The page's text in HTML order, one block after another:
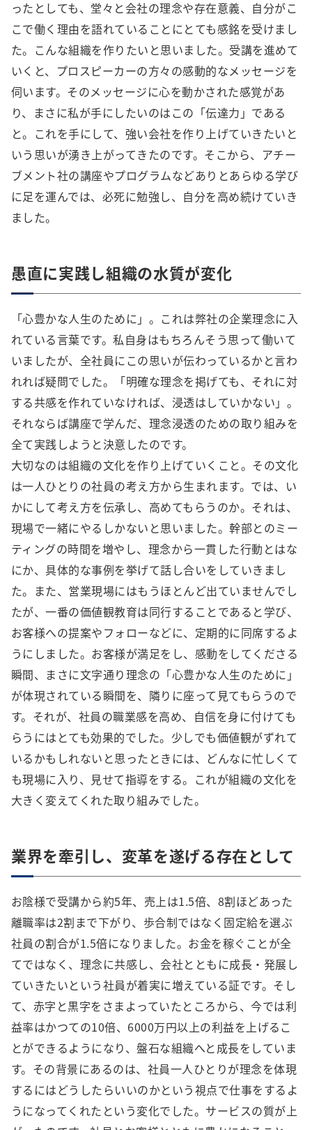
ったとしても、堂々と会社の理念や存在意義、自分がこ
こで働く理由を語れていることにとても感銘を受けまし
た。こんな組織を作りたいと思いました。受講を進めて
いくと、プロスピーカーの方々の感動的なメッセージを
伺います。そのメッセージに心を動かされた感覚があ
り、まさに私が手にしたいのはこの「伝達力」である
と。これを手にして、強い会社を作り上げていきたいと
いう思いが湧き上がってきたのです。そこから、アチー
ブメント社の講座やプログラムなどありとあらゆる学び
に足を運んでは、必死に勉強し、自分を高め続けていき
ました。
愚直に実践し組織の水質が変化
「心豊かな人生のために」。これは弊社の企業理念に入
れている言葉です。私自身はもちろんそう思って働いて
いましたが、全社員にこの思いが伝わっているかと言わ
れれば疑問でした。「明確な理念を掲げても、それに対
する共感を作れていなければ、浸透はしていかない」。
それならば講座で学んだ、理念浸透のための取り組みを
全て実践しようと決意したのです。
大切なのは組織の文化を作り上げていくこと。その文化
は一人ひとりの社員の考え方から生まれます。では、い
かにして考え方を伝承し、高めてもらうのか。それは、
現場で一緒にやるしかないと思いました。幹部とのミー
ティングの時間を増やし、理念から一貫した行動とはな
にか、具体的な事例を挙げて話し合いをしていきまし
た。また、営業現場にはもうほとんど出ていませんでし
たが、一番の価値観教育は同行することであると学び、
お客様への提案やフォローなどに、定期的に同席するよ
うにしました。お客様が満足をし、感動をしてくださる
瞬間、まさに文字通り理念の「心豊かな人生のために」
が体現されている瞬間を、隣りに座って見てもらうので
す。それが、社員の職業感を高め、自信を身に付けても
らうにはとても効果的でした。少しでも価値観がずれて
いるかもしれないと思ったときには、どんなに忙しくて
も現場に入り、見せて指導をする。これが組織の文化を
大きく変えてくれた取り組みでした。
業界を牽引し、変革を遂げる存在として
お陰様で受講から約5年、売上は1.5倍、8割ほどあった
離職率は2割まで下がり、歩合制ではなく固定給を選ぶ
社員の割合が1.5倍になりました。お金を稼ぐことが全
てではなく、理念に共感し、会社とともに成長・発展し
ていきたいという社員が着実に増えている証です。そし
て、赤字と黒字をさまよっていたところから、今では利
益率はかつての10倍、6000万円以上の利益を上げるこ
とができるようになり、盤石な組織へと成長をしていま
す。その背景にあるのは、社員一人ひとりが理念を体現
するにはどうしたらいいのかという視点で仕事をするよ
うになってくれたという変化でした。サービスの質が上